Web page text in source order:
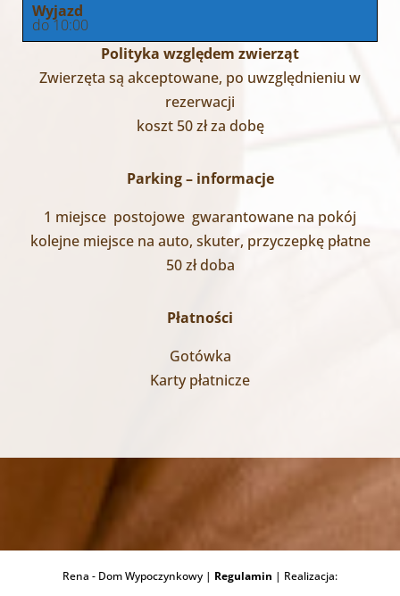
Wyjazd
do 10:00
Polityka względem zwierząt
Zwierzęta są akceptowane, po uwzględnieniu w
rezerwacji
koszt 50 zł za dobę
Parking – informacje
1 miejsce postojowe gwarantowane na pokój
kolejne miejsce na auto, skuter, przyczepkę płatne
50 zł doba
Płatności
Gotówka
Karty płatnicze
Rena - Dom Wypoczynkowy | Regulamin | Realizacja: